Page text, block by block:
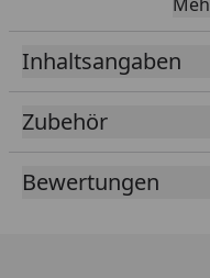
hinzugefügtes
Getreide) und
Farbstoffe oder
Glutenfrei
Sorte ohne
Ideal für
Inhaltsangaben
Zubehör
Bewertungen